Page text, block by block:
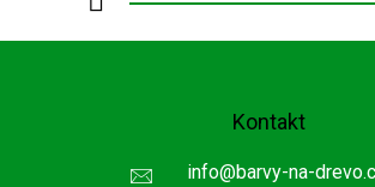
Kontakt
info@barvy-na-